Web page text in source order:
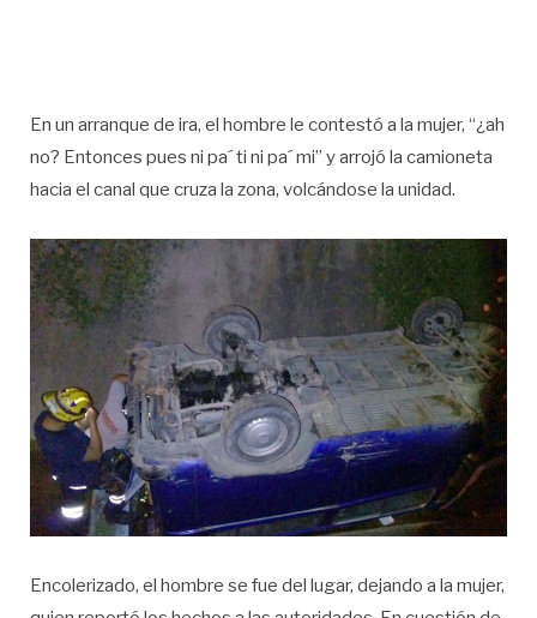
En un arranque de ira, el hombre le contestó a la mujer, “¿ah
no? Entonces pues ni pa´ ti ni pa´ mi” y arrojó la camioneta
hacia el canal que cruza la zona, volcándose la unidad.
Encolerizado, el hombre se fue del lugar, dejando a la mujer,